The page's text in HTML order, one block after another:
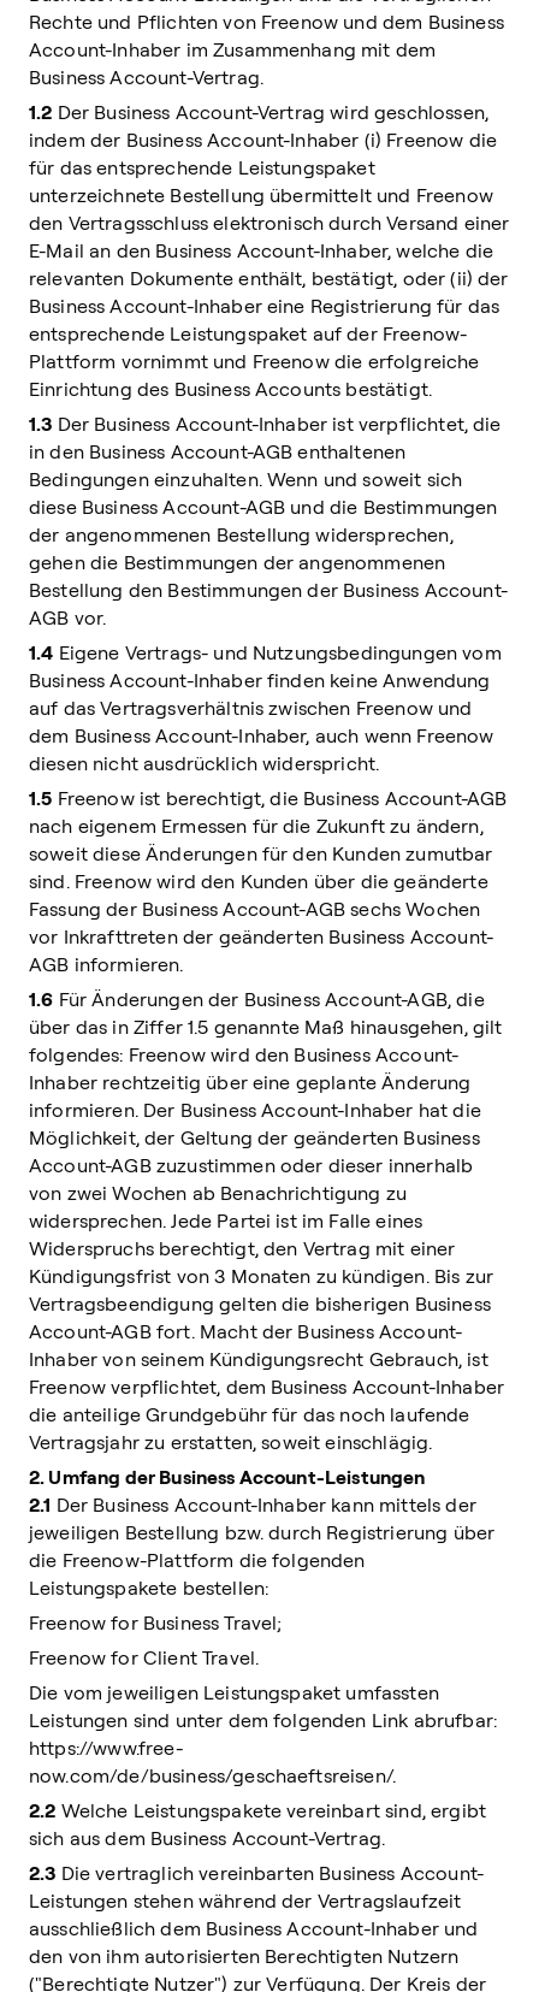
Rechte und Pflichten von Freenow und dem Business
Account-Inhaber im Zusammenhang mit dem
Business Account-Vertrag.
1.2 Der Business Account-Vertrag wird geschlossen,
indem der Business Account-Inhaber (i) Freenow die
für das entsprechende Leistungspaket
unterzeichnete Bestellung übermittelt und Freenow
den Vertragsschluss elektronisch durch Versand einer
E-Mail an den Business Account-Inhaber, welche die
relevanten Dokumente enthält, bestätigt, oder (ii) der
Business Account-Inhaber eine Registrierung für das
entsprechende Leistungspaket auf der Freenow-
Plattform vornimmt und Freenow die erfolgreiche
Einrichtung des Business Accounts bestätigt.
1.3 Der Business Account-Inhaber ist verpflichtet, die
in den Business Account-AGB enthaltenen
Bedingungen einzuhalten. Wenn und soweit sich
diese Business Account-AGB und die Bestimmungen
der angenommenen Bestellung widersprechen,
gehen die Bestimmungen der angenommenen
Bestellung den Bestimmungen der Business Account-
AGB vor.
1.4 Eigene Vertrags- und Nutzungsbedingungen vom
Business Account-Inhaber finden keine Anwendung
auf das Vertragsverhältnis zwischen Freenow und
dem Business Account-Inhaber, auch wenn Freenow
diesen nicht ausdrücklich widerspricht.
1.5 Freenow ist berechtigt, die Business Account-AGB
nach eigenem Ermessen für die Zukunft zu ändern,
soweit diese Änderungen für den Kunden zumutbar
sind. Freenow wird den Kunden über die geänderte
Fassung der Business Account-AGB sechs Wochen
vor Inkrafttreten der geänderten Business Account-
AGB informieren.
1.6 Für Änderungen der Business Account-AGB, die
über das in Ziffer 1.5 genannte Maß hinausgehen, gilt
folgendes: Freenow wird den Business Account-
Inhaber rechtzeitig über eine geplante Änderung
informieren. Der Business Account-Inhaber hat die
Möglichkeit, der Geltung der geänderten Business
Account-AGB zuzustimmen oder dieser innerhalb
von zwei Wochen ab Benachrichtigung zu
widersprechen. Jede Partei ist im Falle eines
Widerspruchs berechtigt, den Vertrag mit einer
Kündigungsfrist von 3 Monaten zu kündigen. Bis zur
Vertragsbeendigung gelten die bisherigen Business
Account-AGB fort. Macht der Business Account-
Inhaber von seinem Kündigungsrecht Gebrauch, ist
Freenow verpflichtet, dem Business Account-Inhaber
die anteilige Grundgebühr für das noch laufende
Vertragsjahr zu erstatten, soweit einschlägig.
2. Umfang der Business Account-Leistungen
2.1 Der Business Account-Inhaber kann mittels der
jeweiligen Bestellung bzw. durch Registrierung über
die Freenow-Plattform die folgenden
Leistungspakete bestellen:
Freenow for Business Travel;
Freenow for Client Travel.
Die vom jeweiligen Leistungspaket umfassten
Leistungen sind unter dem folgenden Link abrufbar:
https://www.free-
now.com/de/business/geschaeftsreisen/.
2.2 Welche Leistungspakete vereinbart sind, ergibt
sich aus dem Business Account-Vertrag.
2.3 Die vertraglich vereinbarten Business Account-
Leistungen stehen während der Vertragslaufzeit
ausschließlich dem Business Account-Inhaber und
den von ihm autorisierten Berechtigten Nutzern
("Berechtigte Nutzer") zur Verfügung. Der Kreis der